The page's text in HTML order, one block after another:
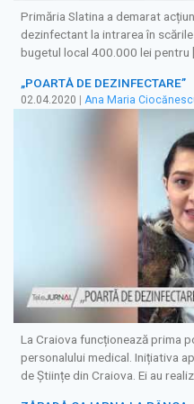
Primăria Slatina a demarat
dezinfectant la intrarea în
bugetul local 400.000 lei pentru
„POARTĂ DE DEZINFECTARE”
02.04.2020 Ana Maria
La Craiova funcționează prima
personalului medical. Inițiativa
de Științe din Craiova. Ei au